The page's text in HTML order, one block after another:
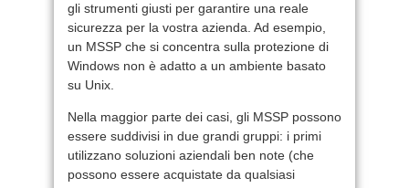
gli strumenti giusti per garantire una reale
sicurezza per la vostra azienda. Ad esempio,
un MSSP che si concentra sulla protezione di
Windows non è adatto a un ambiente basato
su Unix.
Nella maggior parte dei casi, gli MSSP possono
essere suddivisi in due grandi gruppi: i primi
utilizzano soluzioni aziendali ben note (che
possono essere acquistate da qualsiasi